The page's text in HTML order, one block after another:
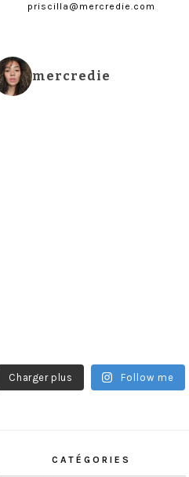
priscilla@mercredie.com
mercredie
Charger plus Follow me
CATÉGORIES